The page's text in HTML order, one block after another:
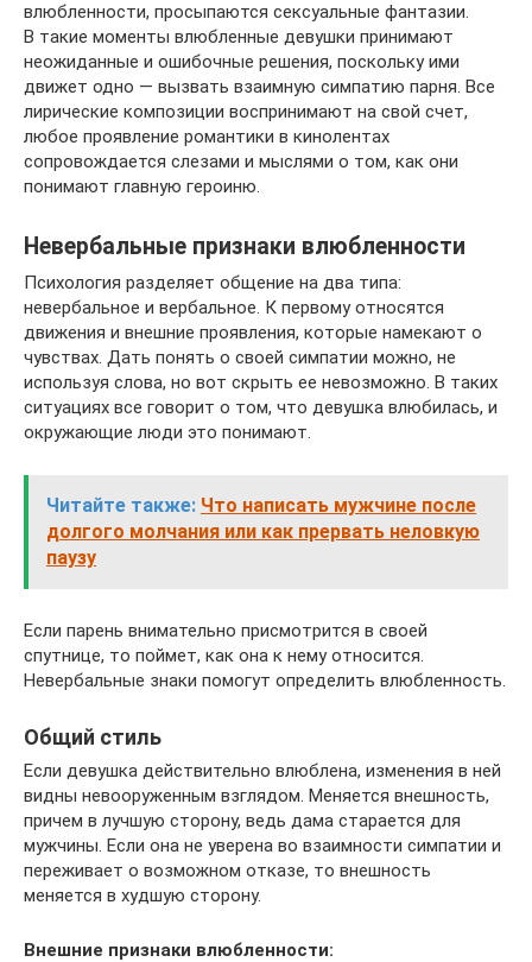
влюбленности, просыпаются сексуальные фантазии.
В такие моменты влюбленные девушки принимают
неожиданные и ошибочные решения, поскольку ими
движет одно — вызвать взаимную симпатию парня. Все
лирические композиции воспринимают на свой счет,
любое проявление романтики в кинолентах
сопровождается слезами и мыслями о том, как они
понимают главную героиню.
Невербальные признаки влюбленности
Психология разделяет общение на два типа:
невербальное и вербальное. К первому относятся
движения и внешние проявления, которые намекают о
чувствах. Дать понять о своей симпатии можно, не
используя слова, но вот скрыть ее невозможно. В таких
ситуациях все говорит о том, что девушка влюбилась, и
окружающие люди это понимают.
Читайте также: Что написать мужчине после
долгого молчания или как прервать неловкую
паузу
Если парень внимательно присмотрится в своей
спутнице, то поймет, как она к нему относится.
Невербальные знаки помогут определить влюбленность.
Общий стиль
Если девушка действительно влюблена, изменения в ней
видны невооруженным взглядом. Меняется внешность,
причем в лучшую сторону, ведь дама старается для
мужчины. Если она не уверена во взаимности симпатии и
переживает о возможном отказе, то внешность
меняется в худшую сторону.
Внешние признаки влюбленности: